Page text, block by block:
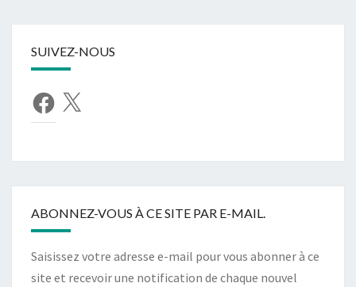
SUIVEZ-NOUS
Facebook
X
ABONNEZ-VOUS À CE SITE PAR E-MAIL.
Saisissez votre adresse e-mail pour vous abonner à ce
site et recevoir une notification de chaque nouvel